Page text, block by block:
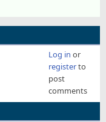
Log in or
registerto
post
comments